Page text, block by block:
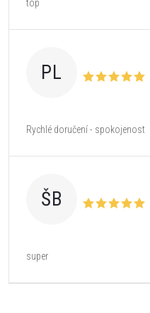
top
PL
Rychlé doručení - spokojenost
ŠB
super